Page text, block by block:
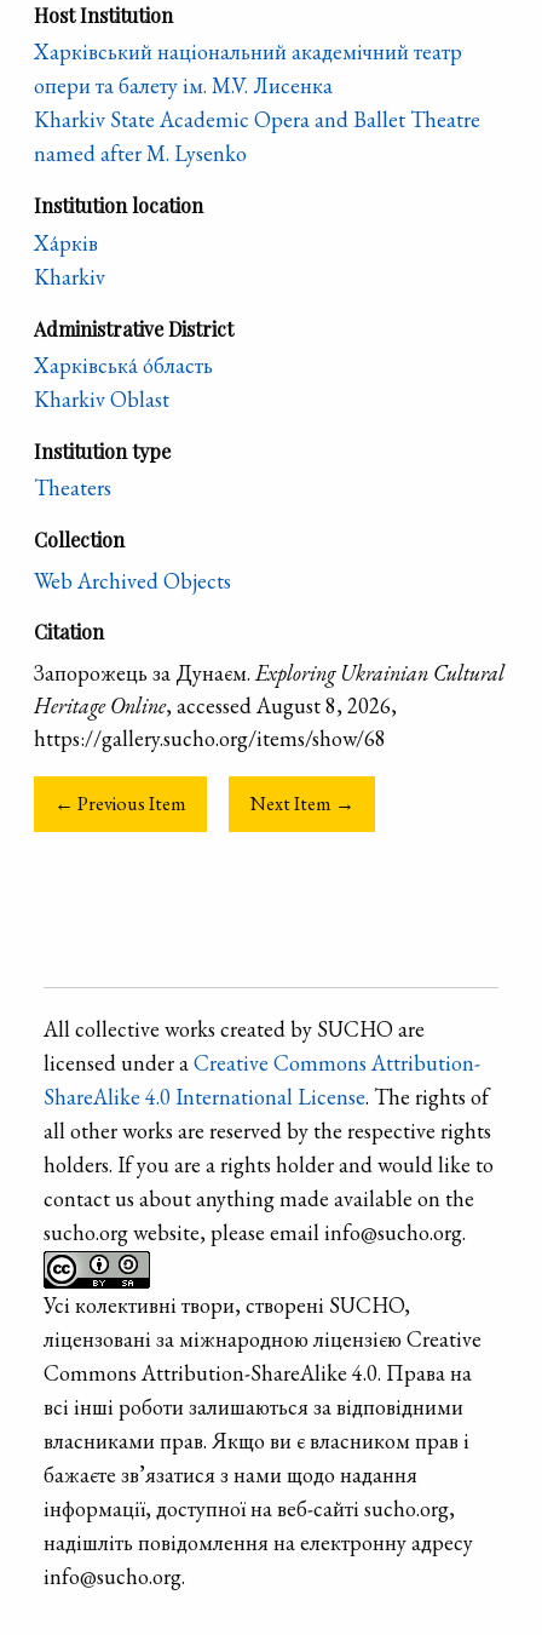
Host Institution
Харківський національний академічний театр
опери та балету ім. M.V. Лисенка
Kharkiv State Academic Opera and Ballet Theatre
named after M. Lysenko
Institution location
Ха́рків
Kharkiv
Administrative District
Харківська́ о́бласть
Kharkiv Oblast
Institution type
Theaters
Collection
Web Archived Objects
Citation
Запорожець за Дунаєм.Exploring Ukrainian Cultural
Heritage Online, accessed August 8, 2026,
https://gallery.sucho.org/items/show/68
← Previous Item Next Item →
All collective works created by SUCHO are
licensed under aCreative Commons Attribution-
ShareAlike 4.0 International License. The rights of
all other works are reserved by the respective rights
holders. If you are a rights holder and would like to
contact us about anything made available on the
sucho.org website, please email info@sucho.org.
Усі колективні твори, створені SUCHO,
ліцензовані за міжнародною ліцензією Creative
Commons Attribution-ShareAlike 4.0. Права на
всі інші роботи залишаються за відповідними
власниками прав. Якщо ви є власником прав і
бажаєте зв’язатися з нами щодо надання
інформації, доступної на веб-сайті sucho.org,
надішліть повідомлення на електронну адресу
info@sucho.org.